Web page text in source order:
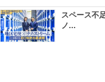
スペース不
ノ...